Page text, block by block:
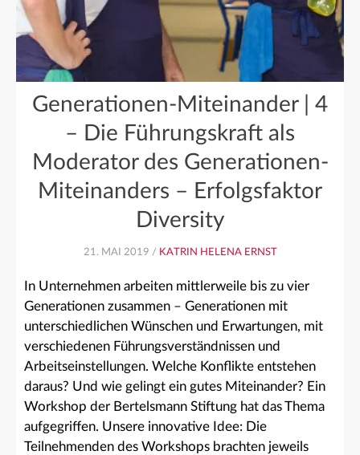
Generationen-Miteinander | 4
– Die Führungskraft als
Moderator des Generationen-
Miteinanders – Erfolgsfaktor
Diversity
21. MAI 2019 / KATRIN HELENA ERNST
In Unternehmen arbeiten mittlerweile bis zu vier
Generationen zusammen – Generationen mit
unterschiedlichen Wünschen und Erwartungen, mit
verschiedenen Führungsverständnissen und
Arbeitseinstellungen. Welche Konflikte entstehen
daraus? Und wie gelingt ein gutes Miteinander? Ein
Workshop der Bertelsmann Stiftung hat das Thema
aufgegriffen. Unsere innovative Idee: Die
Teilnehmenden des Workshops brachten jeweils